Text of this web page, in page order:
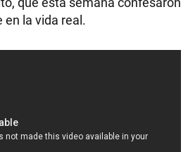
en la vida real.